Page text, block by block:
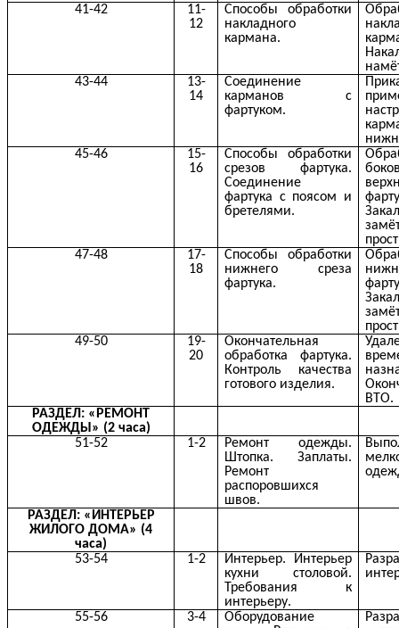
41-42
11-
12
Способы обработки
накладного
кармана.
43-44
13-
14
Соединение
карманов с
фартуком.
45-46
15-
16
Способы обработки
срезов фартука.
Соединение
фартука с поясом и
бретелями.
47-48
17-
18
Способы обработки
нижнего среза
фартука.
49-50
19-
20
Окончательная
обработка фартука.
Контроль качества
готового изделия.
ВТО.
РАЗДЕЛ: «РЕМОНТ
ОДЕЖДЫ» (2 часа)
51-52
1-2
Ремонт одежды.
Штопка. Заплаты.
Ремонт
распоровшихся
швов.
РАЗДЕЛ: «ИНТЕРЬЕР
ЖИЛОГО ДОМА» (4
часа)
53-54
1-2
Интерьер. Интерьер
кухни столовой.
Требования к
интерьеру.
55-56 3-4
Оборудование